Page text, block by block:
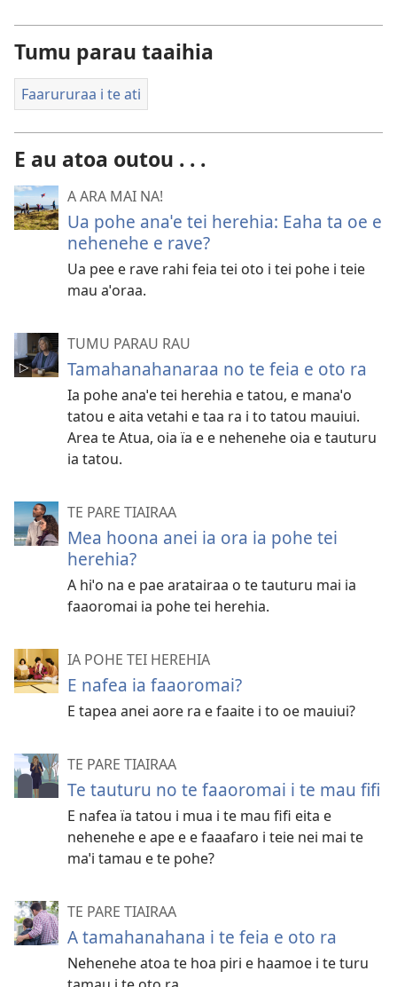
Tumu parau taaihia
Faarururaa i te ati
E au atoa outou . . .
A ARA MAI NA!
Ua pohe anaˈe tei herehia: Eaha ta oe e
nehenehe e rave?
Ua pee e rave rahi feia tei oto i tei pohe i teie
mau aˈoraa.
TUMU PARAU RAU
Tamahanahanaraa no te feia e oto ra
Ia pohe anaˈe tei herehia e tatou, e manaˈo
tatou e aita vetahi e taa ra i to tatou mauiui.
Area te Atua, oia ïa e e nehenehe oia e tauturu
ia tatou.
TE PARE TIAIRAA
Mea hoona anei ia ora ia pohe tei
herehia?
A hiˈo na e pae aratairaa o te tauturu mai ia
faaoromai ia pohe tei herehia.
IA POHE TEI HEREHIA
E nafea ia faaoromai?
E tapea anei aore ra e faaite i to oe mauiui?
TE PARE TIAIRAA
Te tauturu no te faaoromai i te mau fifi
E nafea ïa tatou i mua i te mau fifi eita e
nehenehe e ape e e faaafaro i teie nei mai te
maˈi tamau e te pohe?
TE PARE TIAIRAA
A tamahanahana i te feia e oto ra
Nehenehe atoa te hoa piri e haamoe i te turu